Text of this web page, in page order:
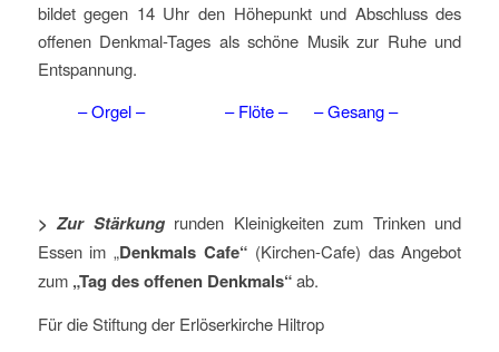
bildet gegen 14 Uhr den Höhepunkt und Abschluss des
offenen Denkmal-Tages als schöne Musik zur Ruhe und
Entspannung.
– Orgel – – Flöte – – Gesang –
> Zur Stärkungrunden Kleinigkeiten zum Trinken und
Essen im „Denkmals Cafe“ (Kirchen-Cafe) das Angebot
zum „Tag des offenen Denkmals“ab.
Für die Stiftung der Erlöserkirche Hiltrop